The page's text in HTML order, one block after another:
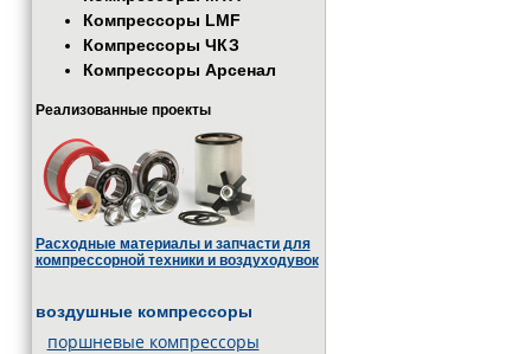
Компрессоры LMF
Компрессоры ЧКЗ
Компрессоры Арсенал
Реализованные проекты
Расходные материалы и запчасти для
компрессорной техники и воздуходувок
воздушные компрессоры
поршневые компрессоры